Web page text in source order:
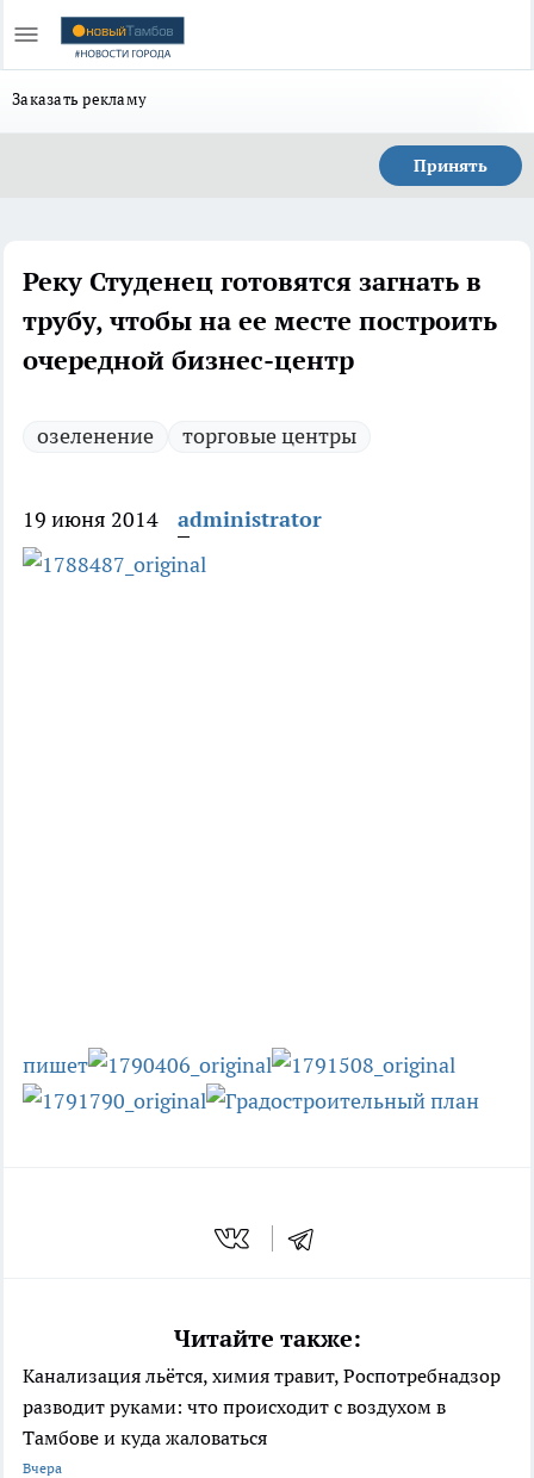
Заказать рекламу
Принять
Реку Студенец готовятся загнать в
трубу, чтобы на ее месте построить
очередной бизнес-центр
озеленение торговые центры
19 июня 2014 administrator
пишет
Читайте также:
Канализация льётся, химия травит, Роспотребнадзор
разводит руками: что происходит с воздухом в
Тамбове и куда жаловаться
Вчера